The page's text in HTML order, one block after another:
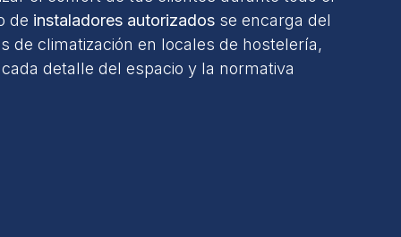
de instaladores autorizados se encarga del
de climatización en locales de hostelería,
detalle del espacio y la normativa